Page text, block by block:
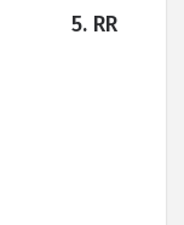
5. RR